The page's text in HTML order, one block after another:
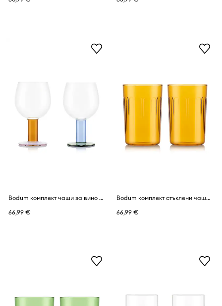
Bodum комплект чаши за вино от стъкло 0,3 l
66,99 €
Bodum комплект стъклени чаши от боросиликатно стъкло 0,5 l
66,99 €